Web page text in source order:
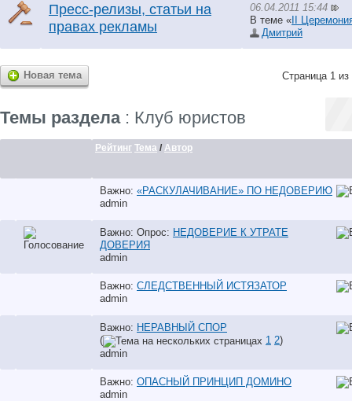
Пресс-релизы, статьи на
правах рекламы
06.04.2011 15:44
В теме «II
Дмитрий
Новая тема Страница 1 из
Темы раздела: Клуб юристов
Рейтинг Тема / Автор
Важно: «РАСКУЛАЧИВАНИЕ» ПО НЕДОВЕРИЮ
аdmin
Важно: Опрос: НЕДОВЕРИЕ К УТРАТЕ
ДОВЕРИЯ
аdmin
Важно: СЛЕДСТВЕННЫЙ ИСТЯЗАТОР
аdmin
Важно: НЕРАВНЫЙ СПОР
(
1 2)
аdmin
Важно: ОПАСНЫЙ ПРИНЦИП ДОМИНО
аdmin